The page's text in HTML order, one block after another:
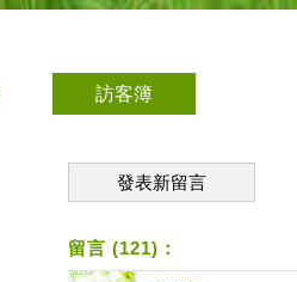
訪客簿
發表新留言
留言 (121)：